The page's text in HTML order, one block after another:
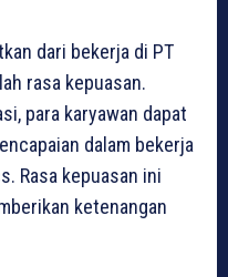
dari bekerja di PT
rasa kepuasan.
para karyawan dapat
dalam bekerja
Rasa kepuasan ini
ketenangan